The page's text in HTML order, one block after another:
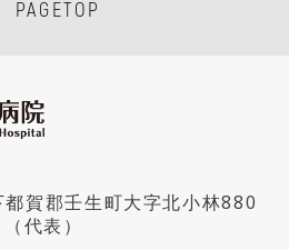
ー
PAGETOP
賀郡壬生町大字北小林880
（代表）